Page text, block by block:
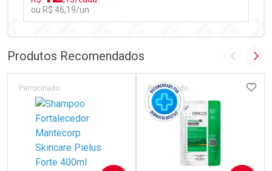
ou R$ 46,19/un
Laboratório
Ativar Desconto
Por Menos
Produtos Recomendados Imagem
Patrocinado Patrocinado